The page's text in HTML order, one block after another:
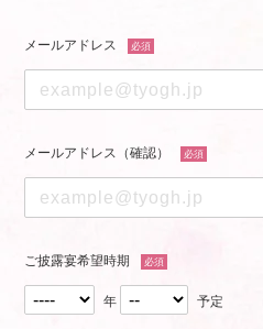
メールアドレス 必須
メールアドレス（確認） 必須
ご披露宴希望時期 必須
年 予定